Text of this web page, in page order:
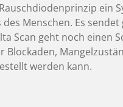
ein
Menschen. Es
Scan geht noch einen
werden kann.